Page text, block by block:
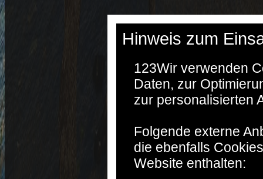
Hinweis zum
123Wir verwenden
Daten, zur
zur personalisierten
Folgende externe
die ebenfalls
Website enthalten: